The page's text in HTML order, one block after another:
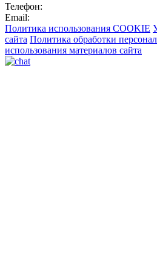
Телефон:
Email:
Политика использования COOKIE
сайта Политика обработки
использования материалов сайта